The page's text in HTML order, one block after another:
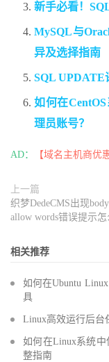
新手必看！
MySQL与
异及选择指南
SQL UPDATE
如何在
理员账号？
AD： 【域名主机商优
上一篇
织梦DedeCMS出现
allow words错误提示
相关推荐
如何在Ubuntu
具
Linux高效运行后台
如何在Linux系统中
整指南